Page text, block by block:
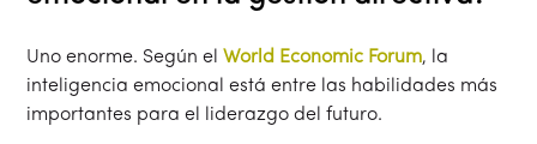
Uno enorme. Según el World Economic Forum, la
inteligencia emocional está entre las habilidades más
importantes para el liderazgo del futuro.